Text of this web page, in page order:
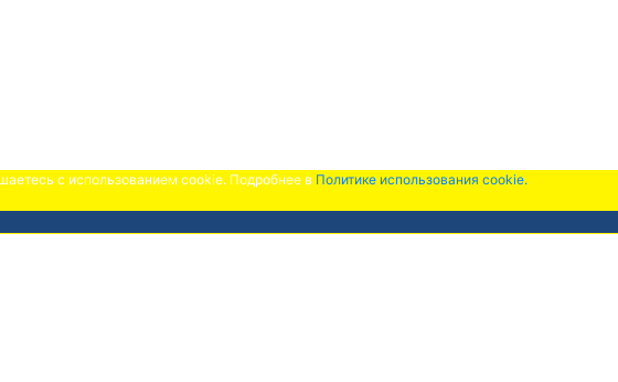
с использованием cookie. Подробнее в Политике использования cookie.